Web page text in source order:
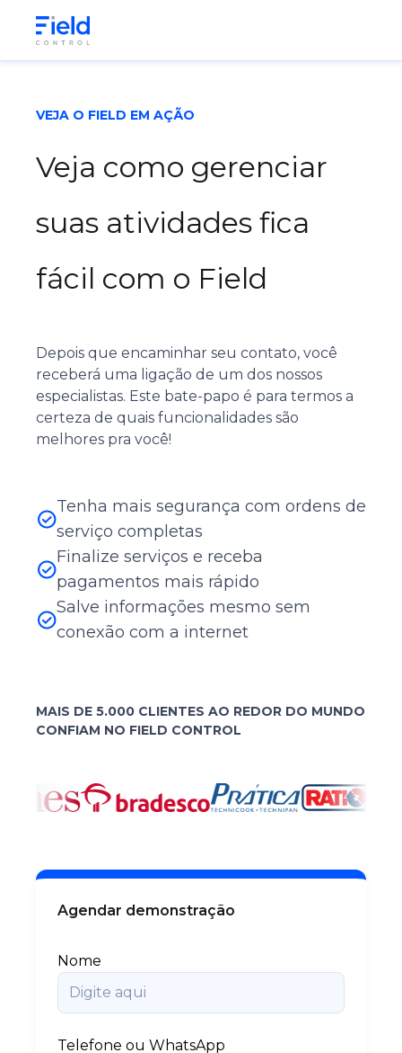
VEJA O FIELD EM AÇÃO
Veja como gerenciar
suas atividades fica
fácil com o Field
Depois que encaminhar seu contato, você
receberá uma ligação de um dos nossos
especialistas. Este bate-papo é para termos a
certeza de quais funcionalidades são
melhores pra você!
Tenha mais segurança com ordens de
serviço completas
Finalize serviços e receba
pagamentos mais rápido
Salve informações mesmo sem
conexão com a internet
MAIS DE 5.000 CLIENTES AO REDOR DO MUNDO
CONFIAM NO FIELD CONTROL
Agendar demonstração
Nome
Telefone ou WhatsApp